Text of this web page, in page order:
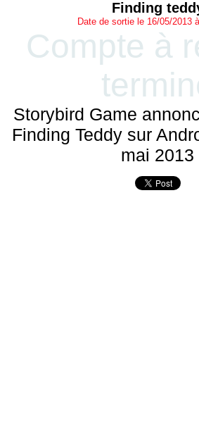
Finding
Date de sortie le 16/05/2013
Compte à
Storybird Game
Finding Teddy sur
mai 2013